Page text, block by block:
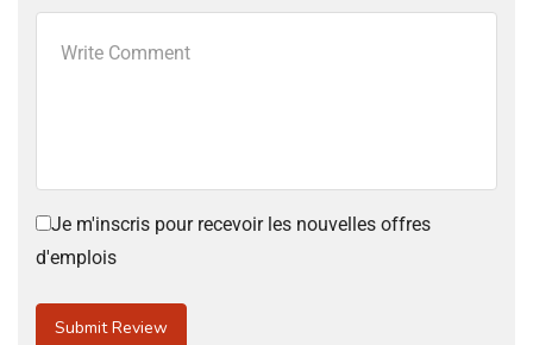
Je m'inscris pour recevoir les nouvelles offres
d'emplois